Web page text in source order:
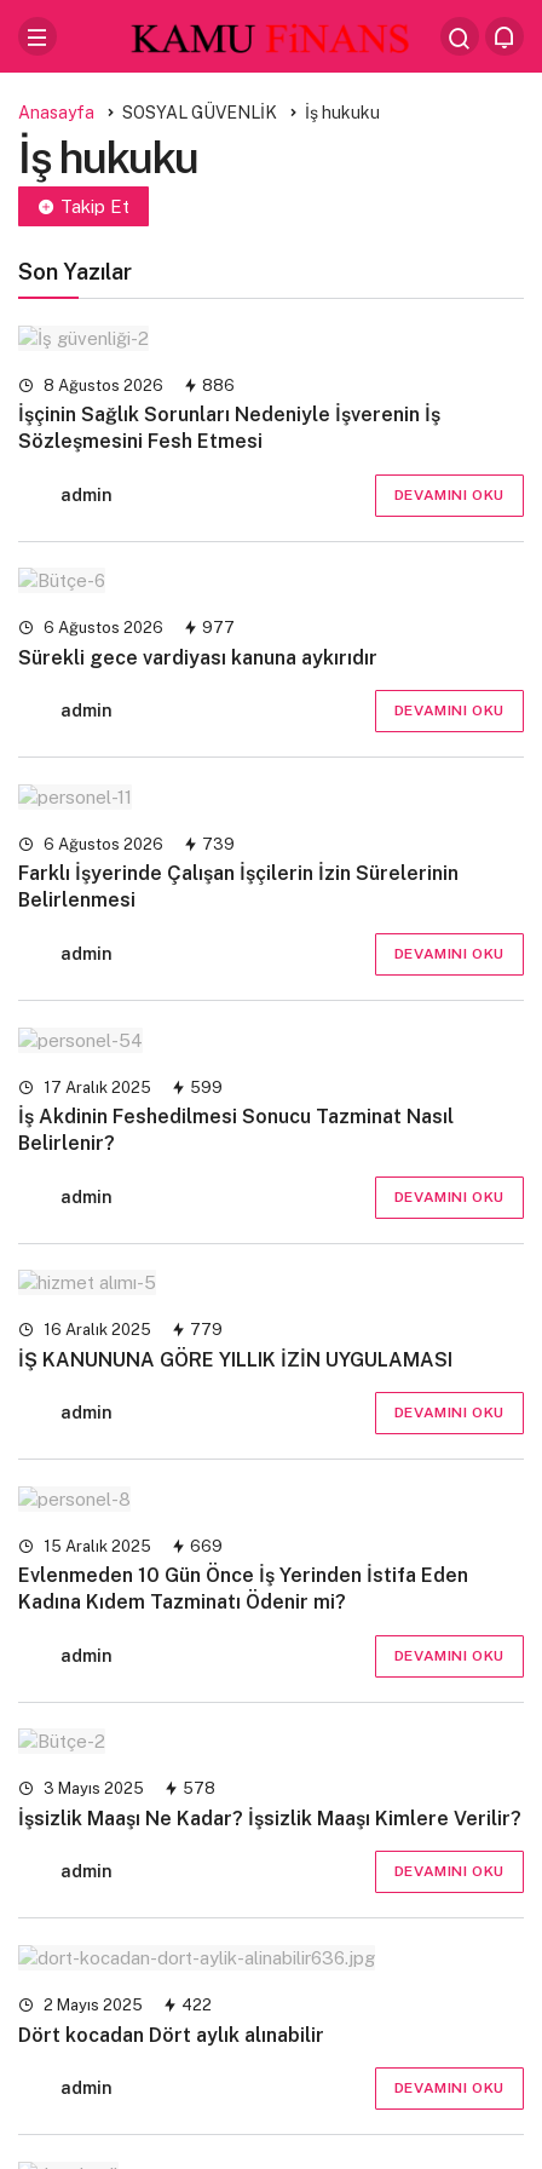
Anasayfa SOSYAL GÜVENLİK İş hukuku
İş hukuku
Takip Et
Son Yazılar
8 Ağustos 2026 886
İşçinin Sağlık Sorunları Nedeniyle İşverenin İş
Sözleşmesini Fesh Etmesi
admin DEVAMINI OKU
6 Ağustos 2026 977
Sürekli gece vardiyası kanuna aykırıdır
admin DEVAMINI OKU
6 Ağustos 2026 739
Farklı İşyerinde Çalışan İşçilerin İzin Sürelerinin
Belirlenmesi
admin DEVAMINI OKU
17 Aralık 2025 599
İş Akdinin Feshedilmesi Sonucu Tazminat Nasıl
Belirlenir?
admin DEVAMINI OKU
16 Aralık 2025 779
İŞ KANUNUNA GÖRE YILLIK İZİN UYGULAMASI
admin DEVAMINI OKU
15 Aralık 2025 669
Evlenmeden 10 Gün Önce İş Yerinden İstifa Eden
Kadına Kıdem Tazminatı Ödenir mi?
admin DEVAMINI OKU
3 Mayıs 2025 578
İşsizlik Maaşı Ne Kadar? İşsizlik Maaşı Kimlere Verilir?
admin DEVAMINI OKU
2 Mayıs 2025 422
Dört kocadan Dört aylık alınabilir
admin DEVAMINI OKU